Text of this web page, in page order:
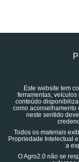
Este website tem
ferramentas,
conteúdo
como aconselhamento
neste sentido
Todos os materiais
Propriedade Intelectual
a
O Agro2.0 não se